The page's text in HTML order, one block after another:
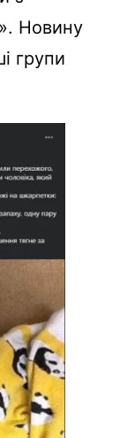
Новину
групи